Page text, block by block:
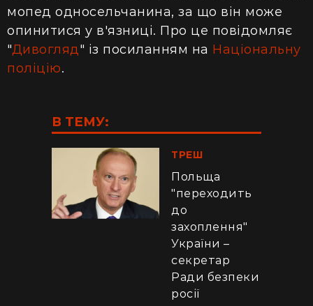
мопед односельчанина, за що він може
опинитися у в'язниці. Про це повідомляє
"Дивогляд" із посиланням на Національну
поліцію.
В ТЕМУ:
ТРЕШ
Польща
"переходить
до
захоплення"
України –
секретар
Ради безпеки
росії